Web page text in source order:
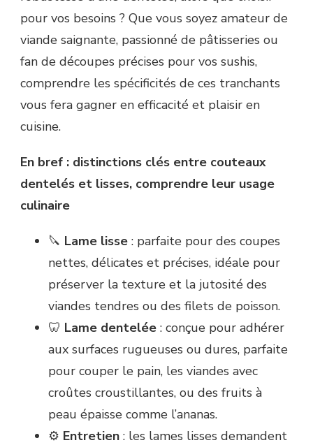
pour vos besoins ? Que vous soyez amateur de
viande saignante, passionné de pâtisseries ou
fan de découpes précises pour vos sushis,
comprendre les spécificités de ces tranchants
vous fera gagner en efficacité et plaisir en
cuisine.
En bref : distinctions clés entre couteaux
dentelés et lisses, comprendre leur usage
culinaire
🔪 Lame lisse : parfaite pour des coupes
nettes, délicates et précises, idéale pour
préserver la texture et la jutosité des
viandes tendres ou des filets de poisson.
🦷 Lame dentelée : conçue pour adhérer
aux surfaces rugueuses ou dures, parfaite
pour couper le pain, les viandes avec
croûtes croustillantes, ou des fruits à
peau épaisse comme l’ananas.
⚙️ Entretien : les lames lisses demandent